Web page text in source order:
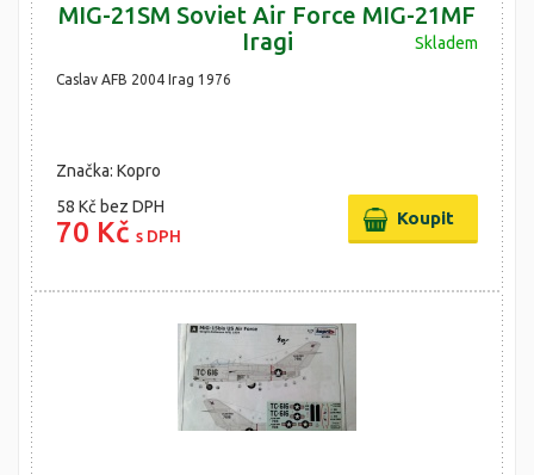
MIG-21SM Soviet Air Force MIG-21MF
Iragi
Skladem
Caslav AFB 2004 Irag 1976
Značka: Kopro
58 Kč bez DPH
70 Kč s DPH